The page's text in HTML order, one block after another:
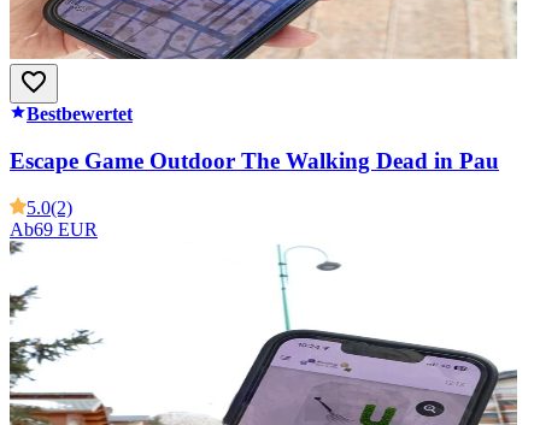
Bestbewertet
Escape Game Outdoor The Walking Dead in Pau
5.0(2)
Ab69 EUR